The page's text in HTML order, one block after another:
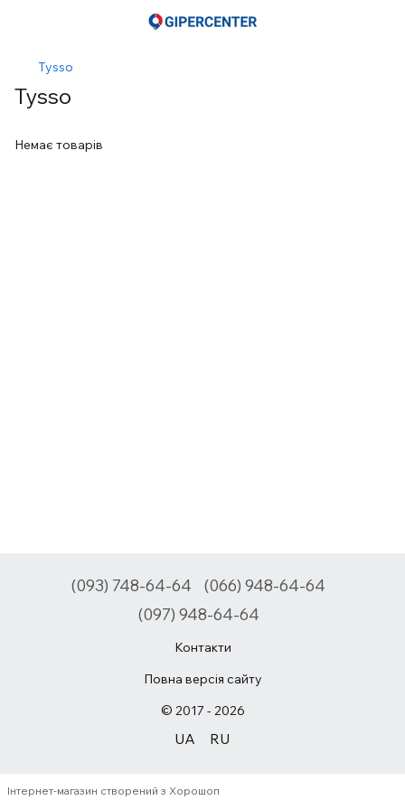
Tysso
Tysso
Немає товарів
(093) 748-64-64
(066) 948-64-64
(097) 948-64-64
Контакти
Повна версія сайту
© 2017 - 2026
UA RU
Інтернет-магазин створений з Хорошоп